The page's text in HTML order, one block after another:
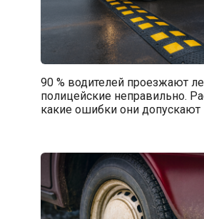
90 % водителей проезжают
полицейские неправильно.
какие ошибки они допускают